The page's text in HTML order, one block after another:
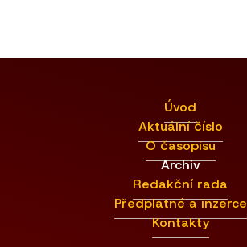
Úvod
Aktuální číslo
O časopisu
Archiv
Redakční rada
Předplatné a inzerce
Kontakty